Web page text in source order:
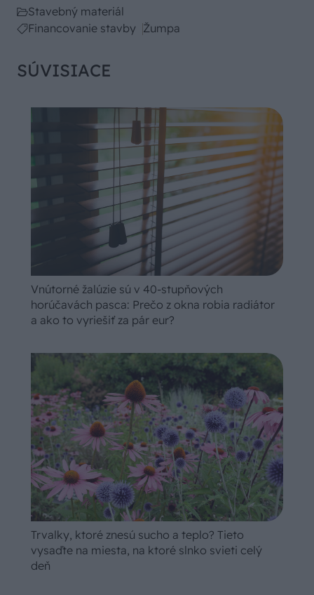
Stavebný materiál
Financovanie stavby Žumpa
SÚVISIACE
Vnútorné žalúzie sú v 40-stupňových
horúčavách pasca: Prečo z okna robia radiátor
a ako to vyriešiť za pár eur?
Trvalky, ktoré znesú sucho a teplo? Tieto
vysaďte na miesta, na ktoré slnko svieti celý
deň